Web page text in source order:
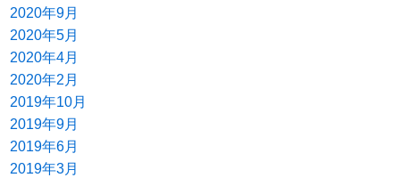
2020年9月
2020年5月
2020年4月
2020年2月
2019年10月
2019年9月
2019年6月
2019年3月